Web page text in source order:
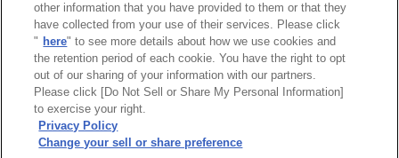
other information that you have provided to them or that they
have collected from your use of their services. Please click
" here" to see more details about how we use cookies and
the retention period of each cookie. You have the right to opt
out of our sharing of your information with our partners.
Please click [Do Not Sell or Share My Personal Information]
to exercise your right.
Privacy Policy
Change your sell or share preference